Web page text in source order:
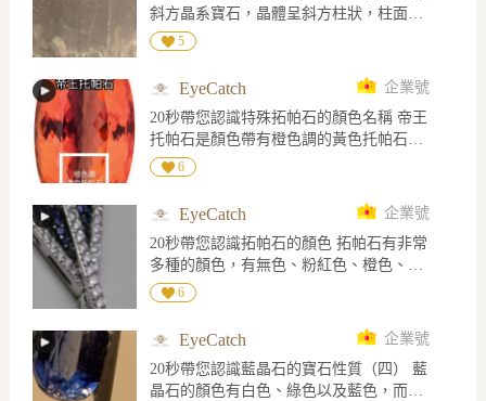
轉換佩戴的鑽石項鍊。 作品由創意總監
Claire Choisne重新演繹品牌典藏設計，以
鑲嵌長階梯形與圓形鑽石，營造如「鏡中
邊，呈現鮮明幾何線條與裝飾藝術風格。
八角形吊墜取材自俯瞰芳登廣場的建築輪
廓。1893年，Frédéric Boucheron率先將精
日沐浴陽光的優勢，也開啟芳登廣場成為
巴黎高級珠寶重鎮的序幕。 延續創辦人重
視自由佩戴的理念，「The Address」中央
史，在項鍊與指間延續光芒。 圖片來源
斜方晶系寶石，晶體呈斜方柱狀，柱面上
有平行C軸的生長紋，橫截面為菱形，內部
理可見平滑的解理面
5
EyeCatch
企業號
20秒帶您認識特殊拓帕石的顏色名稱 帝王
托帕石是顏色帶有橙色調的黃色托帕石，
天空藍的顏色是淡藍色，瑞士藍是鮮艷的
6
EyeCatch
企業號
20秒帶您認識拓帕石的顏色 拓帕石有非常
多種的顏色，有無色、粉紅色、橙色、黃
色、綠色、藍色、紫色及褐色，拓帕石屬
見相同顏色而不同色調的多色性
6
EyeCatch
企業號
20秒帶您認識藍晶石的寶石性質（四） 藍
晶石的顏色有白色、綠色以及藍色，而藍